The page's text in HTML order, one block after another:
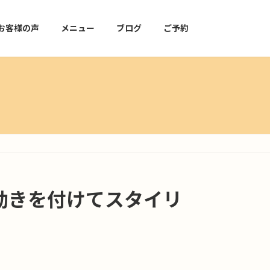
客様の声 メニュー ブログ ご予約
を付けてスタイリ